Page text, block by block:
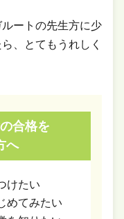
ートの先生方に少
、とてもうれしく
合格を
へ
けたい
めてみたい